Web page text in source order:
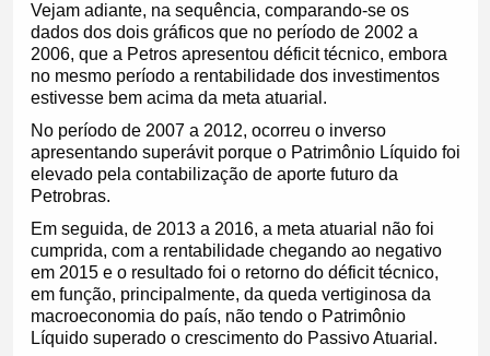
Vejam adiante, na sequência, comparando-se os
dados dos dois gráficos que no período de 2002 a
2006, que a Petros apresentou déficit técnico, embora
no mesmo período a rentabilidade dos investimentos
estivesse bem acima da meta atuarial.
No período de 2007 a 2012, ocorreu o inverso
apresentando superávit porque o Patrimônio Líquido foi
elevado pela contabilização de aporte futuro da
Petrobras.
Em seguida, de 2013 a 2016, a meta atuarial não foi
cumprida, com a rentabilidade chegando ao negativo
em 2015 e o resultado foi o retorno do déficit técnico,
em função, principalmente, da queda vertiginosa da
macroeconomia do país, não tendo o Patrimônio
Líquido superado o crescimento do Passivo Atuarial.